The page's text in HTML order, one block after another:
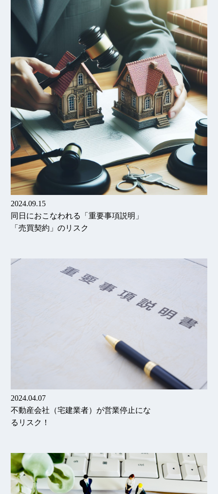
2024.09.15
同日におこなわれる「重要事項説明」
「売買契約」のリスク
2024.04.07
不動産会社（宅建業者）が営業停止にな
るリスク！